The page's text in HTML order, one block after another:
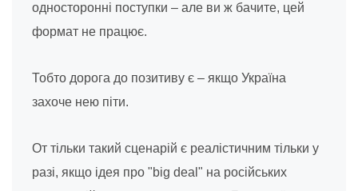
односторонні поступки – але ви ж бачите, цей
формат не працює.
Тобто дорога до позитиву є – якщо Україна
захоче нею піти.
От тільки такий сценарій є реалістичним тільки у
разі, якщо ідея про "big deal" на російських